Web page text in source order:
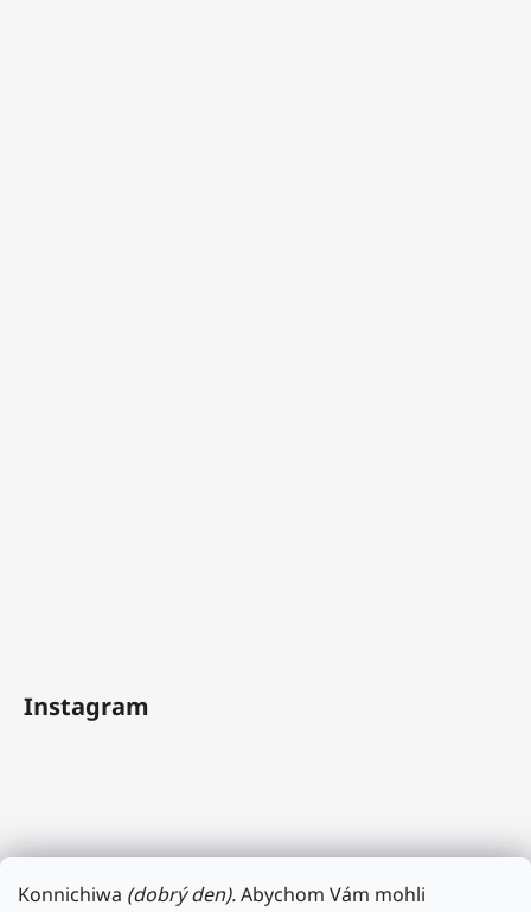
Konnichiwa (dobrý den).Abychom Vám mohli
Instagram